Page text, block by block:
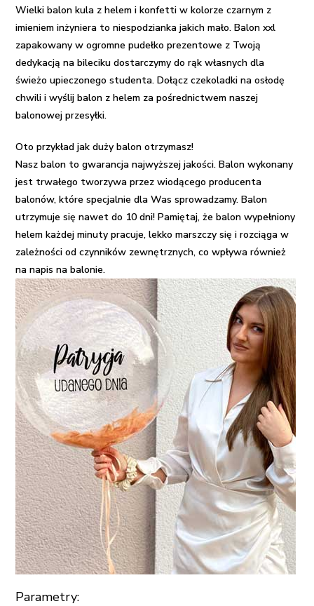
Wielki balon kula z helem i konfetti w kolorze czarnym z
imieniem inżyniera to niespodzianka jakich mało. Balon xxl
zapakowany w ogromne pudełko prezentowe z Twoją
dedykacją na bileciku dostarczymy do rąk własnych dla
świeżo upieczonego studenta. Dołącz czekoladki na osłodę
chwili iwyślij balon z helem za pośrednictwem naszej
balonowej przesyłki.
Oto przykład jak duży balon otrzymasz!
Nasz balon to gwarancja najwyższej jakości. Balon wykonany
jest trwałego tworzywa przez wiodącego producenta
balonów, które specjalnie dla Was sprowadzamy. Balon
utrzymuje się nawet do 10 dni! Pamiętaj, że balon wypełniony
helem każdej minuty pracuje, lekko marszczy się i rozciąga w
zależności od czynników zewnętrznych, co wpływa również
na napis na balonie.
Parametry: